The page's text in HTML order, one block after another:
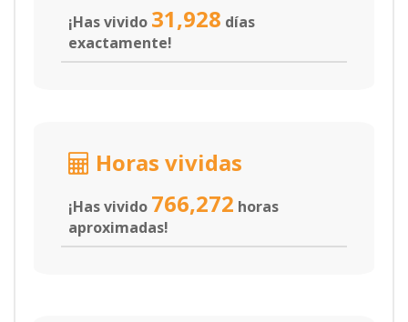
¡Has vivido 31,928 días
exactamente!
Horas vividas
¡Has vivido 766,272 horas
aproximadas!